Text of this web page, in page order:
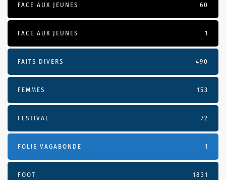
FACE AUX JEUNES 60
FACE AUX JEUNES 1
FAITS DIVERS 490
FEMMES 153
FESTIVAL 72
FOLIE VAGABONDE 1
FOOT 1831